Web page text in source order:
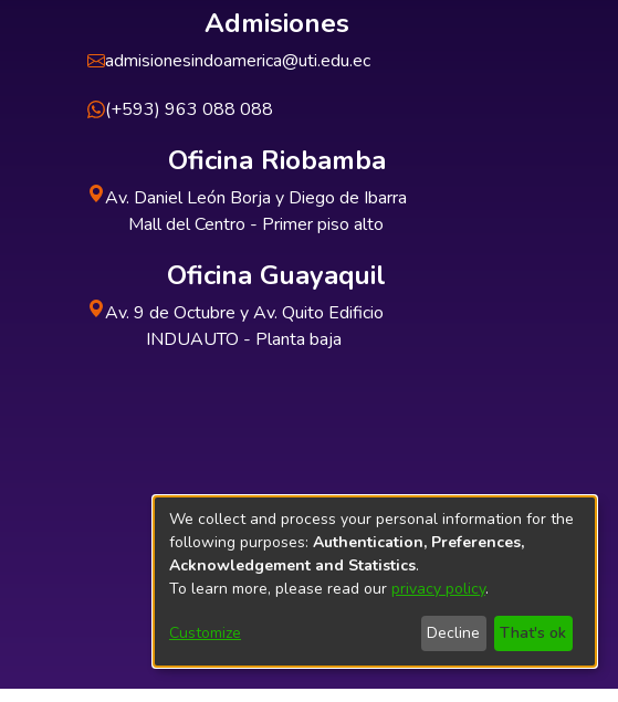
Admisiones
admisionesindoamerica@uti.edu.ec
(+593) 963 088 088
Oficina Riobamba
Av. Daniel León Borja y Diego de Ibarra
Mall del Centro - Primer piso alto
Oficina Guayaquil
Av. 9 de Octubre y Av. Quito Edificio
INDUAUTO - Planta baja
We collect and process your personal information for the
following purposes: Authentication, Preferences,
Acknowledgement and Statistics.
To learn more, please read our privacy policy.
Customize Decline That's ok